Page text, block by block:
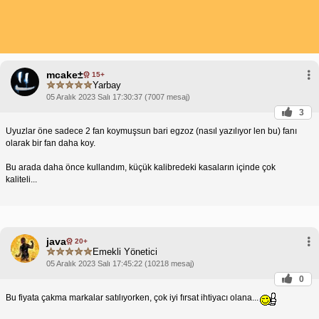
mcake± 15+
Yarbay
05 Aralık 2023 Salı 17:30:37 (7007 mesaj)
3
Uyuzlar öne sadece 2 fan koymuşsun bari egzoz (nasıl yazılıyor len bu) fanı
olarak bir fan daha koy.
Bu arada daha önce kullandım, küçük kalibredeki kasaların içinde çok
kaliteli...
java 20+
Emekli Yönetici
05 Aralık 2023 Salı 17:45:22 (10218 mesaj)
0
Bu fiyata çakma markalar satılıyorken, çok iyi fırsat ihtiyacı olana...